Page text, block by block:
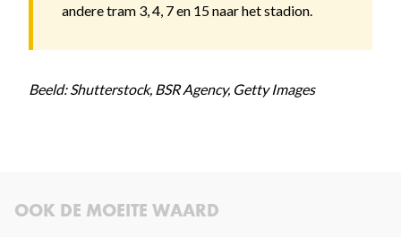
andere tram 3, 4, 7 en 15 naar het stadion.
Beeld: Shutterstock, BSR Agency, Getty Images
OOK DE MOEITE WAARD